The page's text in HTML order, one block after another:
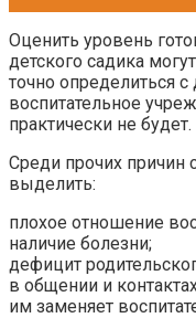
Оценить уровень
детского садика
точно определиться
воспитательное
практически не будет.
Среди прочих причин
выделить:
плохое отношение
наличие болезни;
дефицит
в общении и
им заменяет